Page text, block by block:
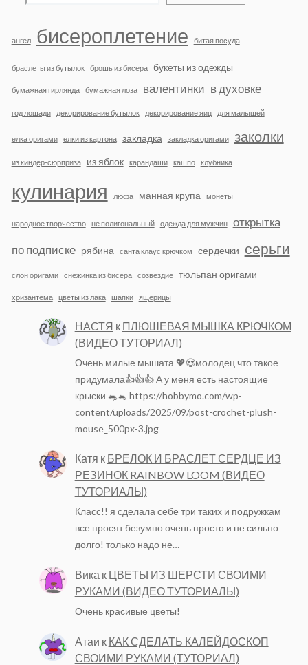
ангел бисероплетение битая посуда
браслеты из бутылок брошь из бисера букеты из одежды
бумажная гирлянда бумажная лоза валентинки в духовке
год лошади декорирование бутылок декорирование яиц для малышей
елка оригами елки из картона закладка закладка оригами заколки
из киндер-сюрприза из яблок карандаши кашпо клубника
кулинария люфа манная крупа монеты
народное творчество не полигональный одежда для мужчин
открытка
по подписке рябина санта клаус крючком сердечки серьги
слон оригами снежинка из бисера созвездие тюльпан оригами
хризантема цветы из лака шапки ящерицы
НАСТЯ к ПЛЮШЕВАЯ МЫШКА КРЮЧКОМ
(ВИДЕО ТУТОРИАЛ)
Очень милые мышата 💖😍молодец что такое
придумала👍👍👍 А у меня есть настоящие
крыски 🐀🐁 https://hobbymo.com/wp-
content/uploads/2025/09/post-crochet-plush-
mouse_500px-3.jpg
Катя к БРЕЛОК И БРАСЛЕТ СЕРДЦЕ ИЗ
РЕЗИНОК RAINBOW LOOM (ВИДЕО
ТУТОРИАЛЫ)
Класс!! я сделала себе три таких и подружкам
все просят безумно очень просто и не сильно
долго! только надо не…
Вика к ЦВЕТЫ ИЗ ШЕРСТИ СВОИМИ
РУКАМИ (ВИДЕО ТУТОРИАЛЫ)
Очень красивые цветы!
Атаи к КАК СДЕЛАТЬ КАЛЕЙДОСКОП
СВОИМИ РУКАМИ (ТУТОРИАЛ)